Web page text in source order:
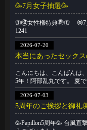
🥳7月女子抽選🥳
🦋🉐女性様特典🉐🦋
1241
2026-07-20
本当にあったセック
こんにちは、こんばんは
5年！阿部乱丸です。 夏
2026-07-03
5周年のご挨拶と御礼
🥳Papillon5周年🥳 台風直